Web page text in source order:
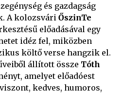
és gazdagság
A kolozsvári ŐszinTe
előadásával egy
idéz fel, miközben
költő verse hangzik el.
állított össze Tóth
amelyet előadóest
kedves, humoros,